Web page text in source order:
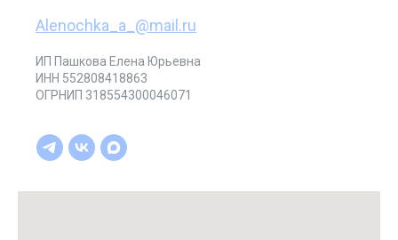
Alenochka_a_@mail.ru
ИП Пашкова Елена Юрьевна
ИНН 552808418863
ОГРНИП 318554300046071